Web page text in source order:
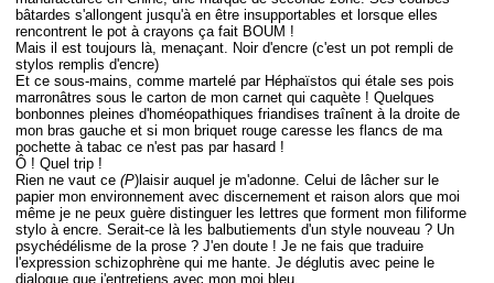
bâtardes s'allongent jusqu'à en être insupportables et lorsque elles
rencontrent le pot à crayons ça fait BOUM !
Mais il est toujours là, menaçant. Noir d'encre (c'est un pot rempli de
stylos remplis d'encre)
Et ce sous-mains, comme martelé par Héphaïstos qui étale ses pois
marronâtres sous le carton de mon carnet qui caquète ! Quelques
bonbonnes pleines d'homéopathiques friandises traînent à la droite de
mon bras gauche et si mon briquet rouge caresse les flancs de ma
pochette à tabac ce n'est pas par hasard !
Ô ! Quel trip !
Rien ne vaut ce (P)laisir auquel je m'adonne. Celui de lâcher sur le
papier mon environnement avec discernement et raison alors que moi
même je ne peux guère distinguer les lettres que forment mon filiforme
stylo à encre. Serait-ce là les balbutiements d'un style nouveau ? Un
psychédélisme de la prose ? J'en doute ! Je ne fais que traduire
l'expression schizophrène qui me hante. Je déglutis avec peine le
dialogue que j'entretiens avec mon moi bleu.